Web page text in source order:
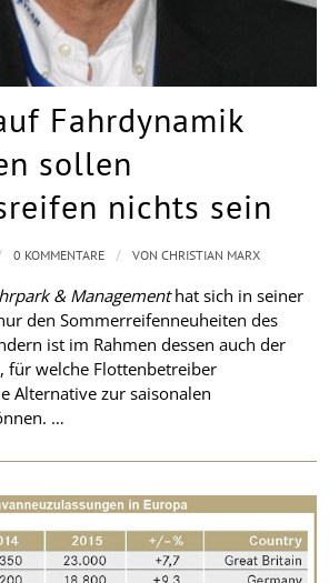
Fahrdynamik
sollen
nichts sein
& Managementhat sich in seiner
den Sommerreifenneuheiten des
ist im Rahmen dessen auch der
für welche Flottenbetreiber
Alternative zur saisonalen
…
0 KOMMENTARE / VONCHRISTIAN MARX